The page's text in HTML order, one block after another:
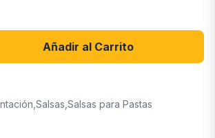
Añadir al Carrito
Salsas Salsas para Pastas